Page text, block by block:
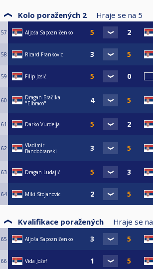
Kolo poražených 2 Hraje se na 5
57 Aljoša Sapozničenko
58 Ricard Frankovic
59 Filip Josić
60
Dragan Bračika
"Elbraco"
61 Darko Vurdelja
62
Vladimir
Bandobranski
63 Dragan Ludajić
64 Miki Stojanovic
Kvalifikace poražených Hraje se na
65 Aljoša Sapozničenko
66 Vida Jožef